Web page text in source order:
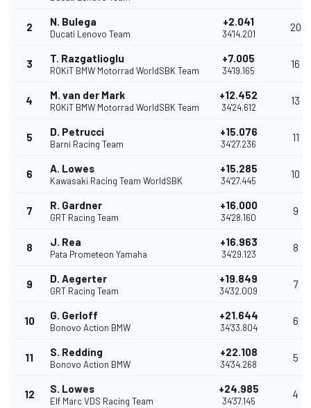
2 N. Bulega
Ducati Lenovo Team
+2.041
34'14.201
20
3 T. Razgatlioglu
ROKiT BMW Motorrad WorldSBK Team
+7.005
34'19.165
16
4 M. van der Mark
ROKiT BMW Motorrad WorldSBK Team
+12.452
34'24.612
13
5 D. Petrucci
Barni Racing Team
+15.076
34'27.236
11
6 A. Lowes
Kawasaki Racing Team WorldSBK
+15.285
34'27.445
10
7 R. Gardner
GRT Racing Team
+16.000
34'28.160
9
8 J. Rea
Pata Prometeon Yamaha
+16.963
34'29.123
8
9 D. Aegerter
GRT Racing Team
+19.849
34'32.009
7
10 G. Gerloff
Bonovo Action BMW
+21.644
34'33.804
6
11 S. Redding
Bonovo Action BMW
+22.108
34'34.268
5
12 S. Lowes
Elf Marc VDS Racing Team
+24.985
34'37.145
4